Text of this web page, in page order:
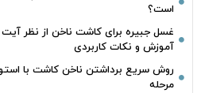
است؟
غسل جبیره برای کاشت ناخن از نظر آیت
آموزش و نکات کاربردی
روش سریع برداشتن ناخن کاشت با
مرحله